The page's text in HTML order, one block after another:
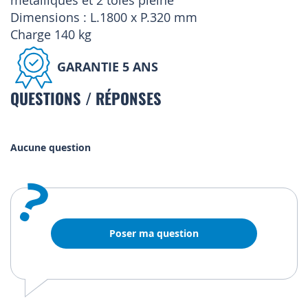
Dimensions : L.1800 x P.320 mm
Charge 140 kg
GARANTIE 5 ANS
QUESTIONS / RÉPONSES
Aucune question
? Poser ma question